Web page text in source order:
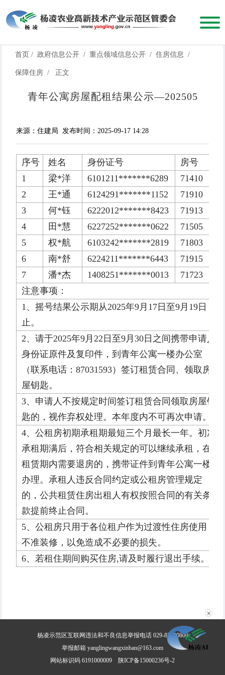
首页 / 政府信息公开 / 重点领域信息公开 / 住房信息 /
保障住房 / 正文
青年公寓房屋配租结果公示—202505
来源：住建局 发布时间：2025-09-17 14:28
序号 姓名 身份证号
房号
1
梁*洋 6101211*******6289
71410
2
王*通 6124291*******1152
71910
3
何*钰 6222012*******8423
71913
4
田*慧 6227252*******0622
71505
5
权*航 6103242*******2819
71803
6
南*舒 6224211*******6443
71915
7
潘*杰 1408251*******0013
71723
注意事项：
1、摇号结果公示期从2025年9月17日至9月19日
止。
2、请于2025年9月22日至9月30日之间携带申请人
身份证原件及复印件，到青年公寓一楼办公室
（联系电话：87031593）签订租赁合同、领取房
屋钥匙。
3、申请人不按规定时间签订租赁合同领取房屋钥
匙的，视作弃权处理。本年度内不可再次申请。
4、公租房初期承租期最短三个月最长一年。初次
承租期满后，符合相关规定的可以继续承租，在
租赁期内需要退房的，携带证件到青年公寓一楼
办理。承租人违反合同约定或公租房管理规定
的，公共租赁住房出租人有权按照合同的有关条
款提前终止合同。
5、公租房只用于各位租户作为过渡性住房使用，
不准装修，以免造成不必要的损失。
6、若租住期间购买住房,请及时履行退出手续。
杨凌示范区互联网违法和不良信息举报电话 029-87030800
举报邮箱 yanglingwangxinban@163.com
网站标识码 6191000009
陕ICP备15000236号-2
✕